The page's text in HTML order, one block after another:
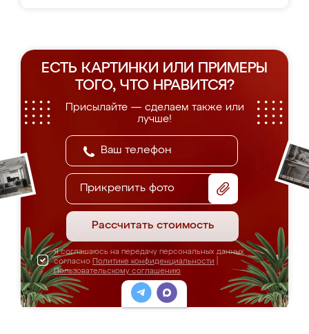
ЕСТЬ КАРТИНКИ ИЛИ ПРИМЕРЫ
ТОГО, ЧТО НРАВИТСЯ?
Присылайте — сделаем также или
лучше!
Прикрепить фото
Рассчитать стоимость
Я соглашаюсь на передачу персональных данных
согласно Политике конфиденциальности
Пользовательскому соглашению